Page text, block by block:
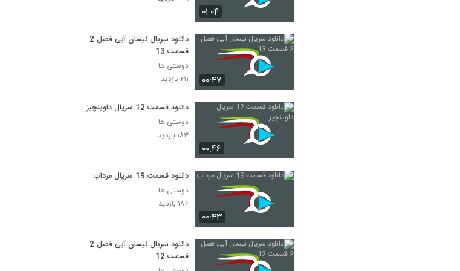
۰۱:۰۴
۰۰:۴۷
دانلود سریال نیسان آبی فصل 2
قسمت 13
دوستی ها
۲۱۱ بازدید
۰۰:۴۶
دانلود قسمت 12 سریال داوینچیز
دوستی ها
۱۸۳ بازدید
۰۰:۴۳
دانلود قسمت 19 سریال مرداب
دوستی ها
۱۸۶ بازدید
دانلود سریال نیسان آبی فصل 2
قسمت 12